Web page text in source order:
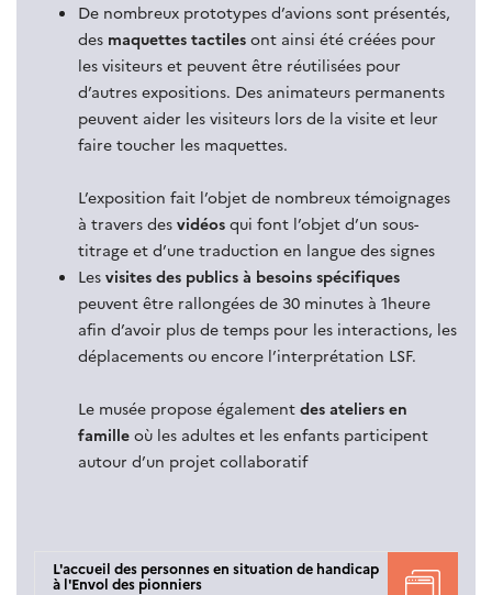
De nombreux prototypes d’avions sont présentés,
des maquettes tactiles ont ainsi été créées pour
les visiteurs et peuvent être réutilisées pour
d’autres expositions. Des animateurs permanents
peuvent aider les visiteurs lors de la visite et leur
faire toucher les maquettes.
L’exposition fait l’objet de nombreux témoignages
à travers des vidéos qui font l’objet d’un sous-
titrage et d’une traduction en langue des signes
Les visites des publics à besoins spécifiques
peuvent être rallongées de 30 minutes à 1heure
afin d’avoir plus de temps pour les interactions, les
déplacements ou encore l’interprétation LSF.
Le musée propose également des ateliers en
famille où les adultes et les enfants participent
autour d’un projet collaboratif
L'accueil des personnes en situation de handicap
à l'Envol des pionniers